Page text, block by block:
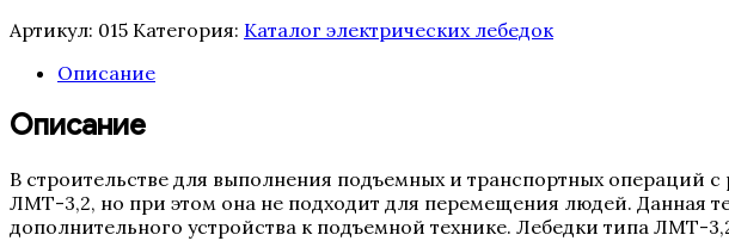
Артикул: 015 Категория: Каталог электрических лебедок
Описание
Описание
В строительстве для выполнения подъемных и транспортных операций
ЛМТ-3,2, но при этом она не подходит для перемещения людей. Данная
дополнительного устройства к подъемной технике. Лебедки типа ЛМТ-